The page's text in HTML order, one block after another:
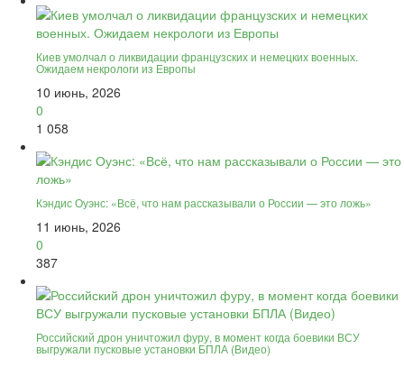
Киев умолчал о ликвидации французских и немецких военных.
Ожидаем некрологи из Европы
10 июнь, 2026
0
1 058
Кэндис Оуэнс: «Всё, что нам рассказывали о России — это ложь»
11 июнь, 2026
0
387
Российский дрон уничтожил фуру, в момент когда боевики ВСУ
выгружали пусковые установки БПЛА (Видео)